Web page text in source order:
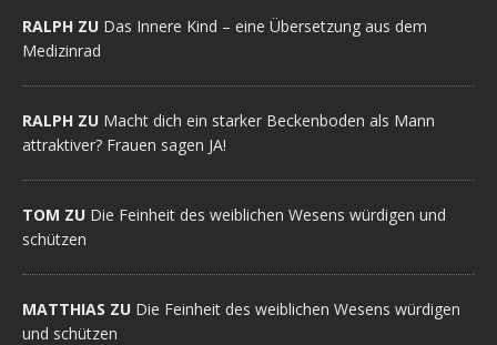
RALPH ZU Das Innere Kind – eine Übersetzung aus dem
Medizinrad
RALPH ZU Macht dich ein starker Beckenboden als Mann
attraktiver? Frauen sagen JA!
TOM ZU Die Feinheit des weiblichen Wesens würdigen und
schützen
MATTHIAS ZU Die Feinheit des weiblichen Wesens würdigen
und schützen